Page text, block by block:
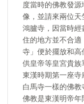
度當時的佛教發
像，並請來兩位
鴻臚寺，因當時
住的地方並不合
寺」便於擺放和
供皇帝等皇宮貴
東漢時期第一座
白馬寺一樣的佛教
佛教是東漢明帝